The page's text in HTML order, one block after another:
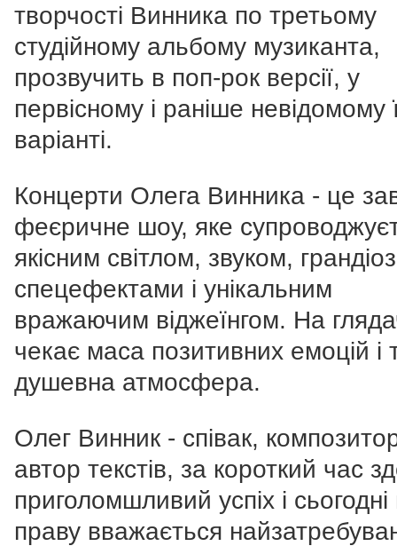
творчості Винника по третьому
студійному альбому музиканта,
прозвучить в поп-рок версії, у
первісному і раніше невідомому
варіанті.
Концерти Олега Винника - це
феєричне шоу, яке
якісним світлом, звуком,
спецефектами і унікальним
вражаючим віджеїнгом. На
чекає маса позитивних емоцій і
душевна атмосфера.
Олег Винник - співак,
автор текстів, за короткий час
приголомшливий успіх і сьогодні
праву вважається